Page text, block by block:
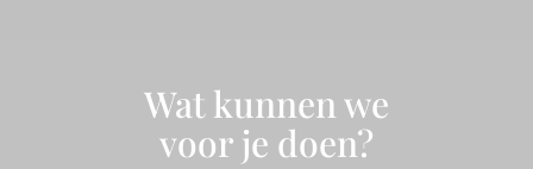
Wat kunnen we
voor je doen?